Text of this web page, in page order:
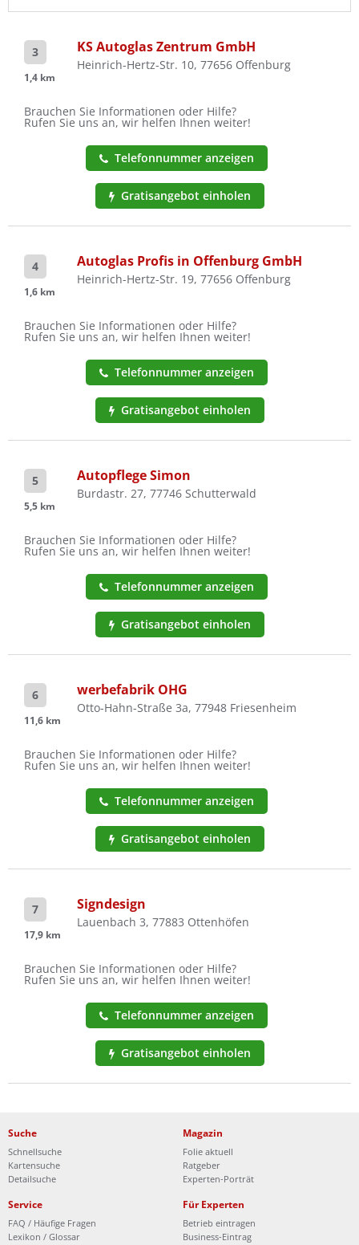
3
1,4 km
KS Autoglas Zentrum GmbH
Heinrich-Hertz-Str. 10, 77656 Offenburg
Brauchen Sie Informationen oder Hilfe?
Rufen Sie uns an, wir helfen Ihnen weiter!
Telefonnummer anzeigen
Gratisangebot einholen
4
1,6 km
Autoglas Profis in Offenburg GmbH
Heinrich-Hertz-Str. 19, 77656 Offenburg
Brauchen Sie Informationen oder Hilfe?
Rufen Sie uns an, wir helfen Ihnen weiter!
Telefonnummer anzeigen
Gratisangebot einholen
5
5,5 km
Autopflege Simon
Burdastr. 27, 77746 Schutterwald
Brauchen Sie Informationen oder Hilfe?
Rufen Sie uns an, wir helfen Ihnen weiter!
Telefonnummer anzeigen
Gratisangebot einholen
6
11,6 km
werbefabrik OHG
Otto-Hahn-Straße 3a, 77948 Friesenheim
Brauchen Sie Informationen oder Hilfe?
Rufen Sie uns an, wir helfen Ihnen weiter!
Telefonnummer anzeigen
Gratisangebot einholen
7
17,9 km
Signdesign
Lauenbach 3, 77883 Ottenhöfen
Brauchen Sie Informationen oder Hilfe?
Rufen Sie uns an, wir helfen Ihnen weiter!
Telefonnummer anzeigen
Gratisangebot einholen
Suche
Schnellsuche
Kartensuche
Detailsuche
Magazin
Folie aktuell
Ratgeber
Experten-Porträt
Service
FAQ / Häufige Fragen
Lexikon / Glossar
Für Experten
Betrieb eintragen
Business-Eintrag